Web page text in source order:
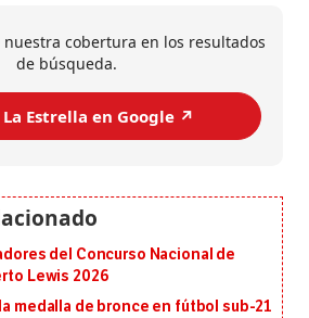
nuestra cobertura en los resultados
de búsqueda.
Estrella en Google ↗️
del Concurso Nacional de
Lewis 2026
medalla de bronce en fútbol sub-21